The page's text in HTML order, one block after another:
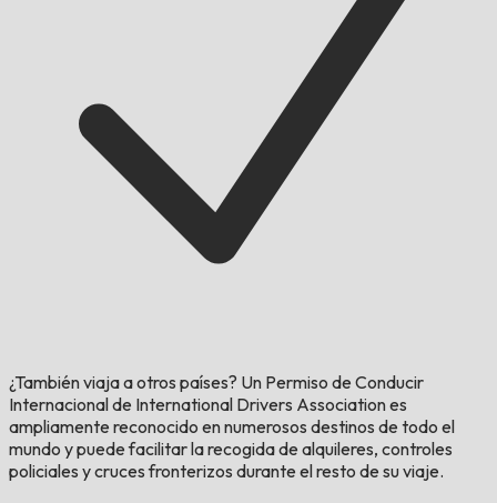
¿También viaja a otros países? Un Permiso de Conducir
Internacional de International Drivers Association es
ampliamente reconocido en numerosos destinos de todo el
mundo y puede facilitar la recogida de alquileres, controles
policiales y cruces fronterizos durante el resto de su viaje.